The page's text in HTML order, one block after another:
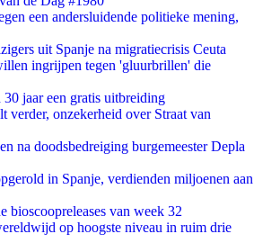
een andersluidende politieke mening,
uit Spanje na migratiecrisis Ceuta
ingrijpen tegen 'gluurbrillen' die
jaar een gratis uitbreiding
verder, onzekerheid over Straat van
na doodsbedreiging burgemeester Depla
in Spanje, verdienden miljoenen aan
bioscoopreleases van week 32
op hoogste niveau in ruim drie